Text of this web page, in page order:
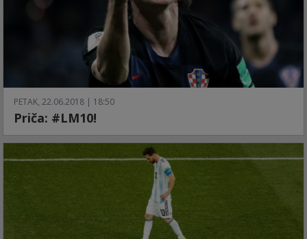
PETAK, 22.06.2018 | 18:50
Priča: #LM10!